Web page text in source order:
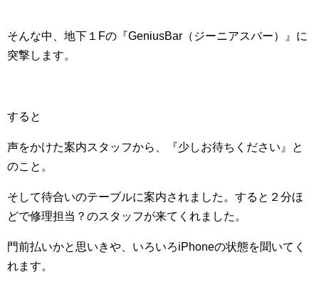
そんな中、地下１Fの『GeniusBar（ジーニアスバー）』に
突撃します。
すると
声をかけた案内スタッフから、『少しお待ちください』と
のこと。
そして待合いのテーブルに案内されました。すると２分ほ
どで修理担当？のスタッフが来てくれました。
門前払いかと思いきや、いろいろiPhoneの状態を聞いてく
れます。